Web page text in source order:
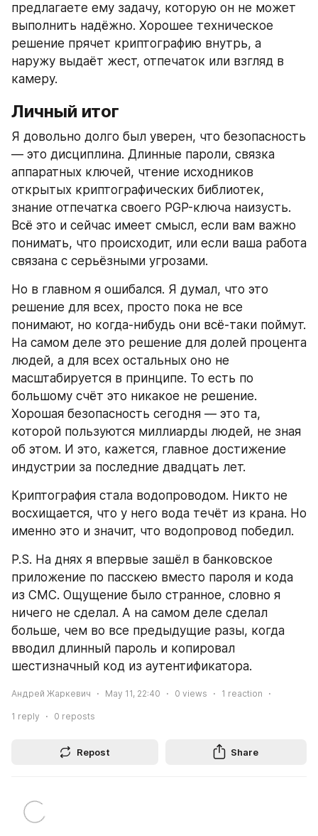
предлагаете ему задачу, которую он не может
выполнить надёжно. Хорошее техническое
решение прячет криптографию внутрь, а
наружу выдаёт жест, отпечаток или взгляд в
камеру.
Личный итог
Я довольно долго был уверен, что безопасность
— это дисциплина. Длинные пароли, связка
аппаратных ключей, чтение исходников
открытых криптографических библиотек,
знание отпечатка своего PGP-ключа наизусть.
Всё это и сейчас имеет смысл, если вам важно
понимать, что происходит, или если ваша работа
связана с серьёзными угрозами.
Но в главном я ошибался. Я думал, что это
решение для всех, просто пока не все
понимают, но когда-нибудь они всё-таки поймут.
На самом деле это решение для долей процента
людей, а для всех остальных оно не
масштабируется в принципе. То есть по
большому счёт это никакое не решение.
Хорошая безопасность сегодня — это та,
которой пользуются миллиарды людей, не зная
об этом. И это, кажется, главное достижение
индустрии за последние двадцать лет.
Криптография стала водопроводом. Никто не
восхищается, что у него вода течёт из крана. Но
именно это и значит, что водопровод победил.
P.S. На днях я впервые зашёл в банковское
приложение по пасскею вместо пароля и кода
из СМС. Ощущение было странное, словно я
ничего не сделал. А на самом деле сделал
больше, чем во все предыдущие разы, когда
вводил длинный пароль и копировал
шестизначный код из аутентификатора.
Андрей Жаркевич May 11, 22:40 0 views 1 reaction
1 reply 0 reposts
Repost Share